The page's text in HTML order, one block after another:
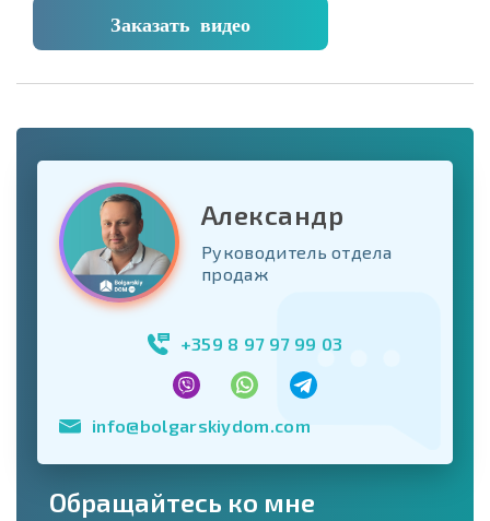
Заказать видео
Александр
Руководитель отдела
продаж
+359 8 97 97 99 03
info@bolgarskiydom.com
Обращайтесь ко мне